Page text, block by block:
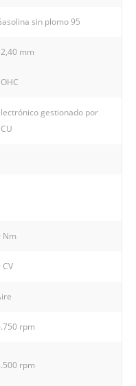
sin plomo 95
mm
gestionado por
Nm
CV
rpm
rpm